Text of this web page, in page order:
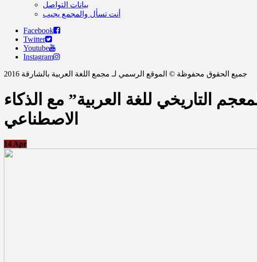
بيانات التواصل
أنت تسأل والمجمع يجيب
Facebook
Twitter
Youtube
Instagram
جميع الحقوق محفوظة © الموقع الرسمي لـ مجمع اللغة العربية بالشارقة 2016
التاريخي للغة العربية” مع الذكاء
الاصطناعي
14 Apr